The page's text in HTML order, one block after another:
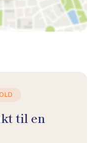
til en